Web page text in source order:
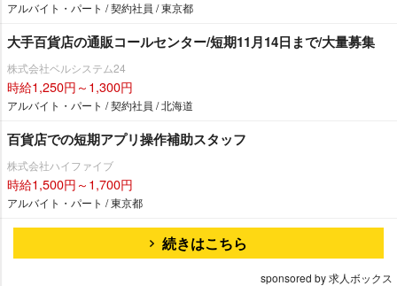
アルバイト・パート / 契約社員 / 東京都
大手百貨店の通販コールセンター/短期11月14日まで/大量募集
株式会社ベルシステム24
時給1,250円～1,300円
アルバイト・パート / 契約社員 / 北海道
百貨店での短期アプリ操作補助スタッフ
株式会社ハイファイブ
時給1,500円～1,700円
アルバイト・パート / 東京都
続きはこちら
sponsored by 求人ボックス